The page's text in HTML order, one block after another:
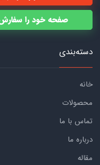
صفحه خود را
دسته‌بندی
خانه
محصولات
تماس با ما
درباره ما
مقاله